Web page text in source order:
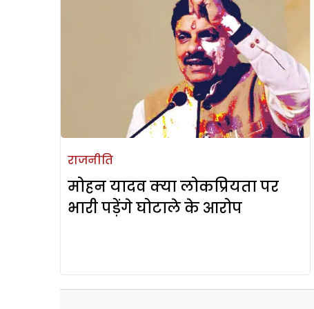
राजनीति
मोहन यादव क्या लोकप्रियता पर
भारी पड़ेंगे घोटाले के आरोप